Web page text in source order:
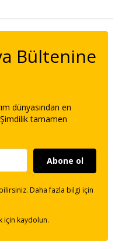
Bültenine
dünyasından en
tamamen
Abone ol
Daha fazla bilgi için
için kaydolun.